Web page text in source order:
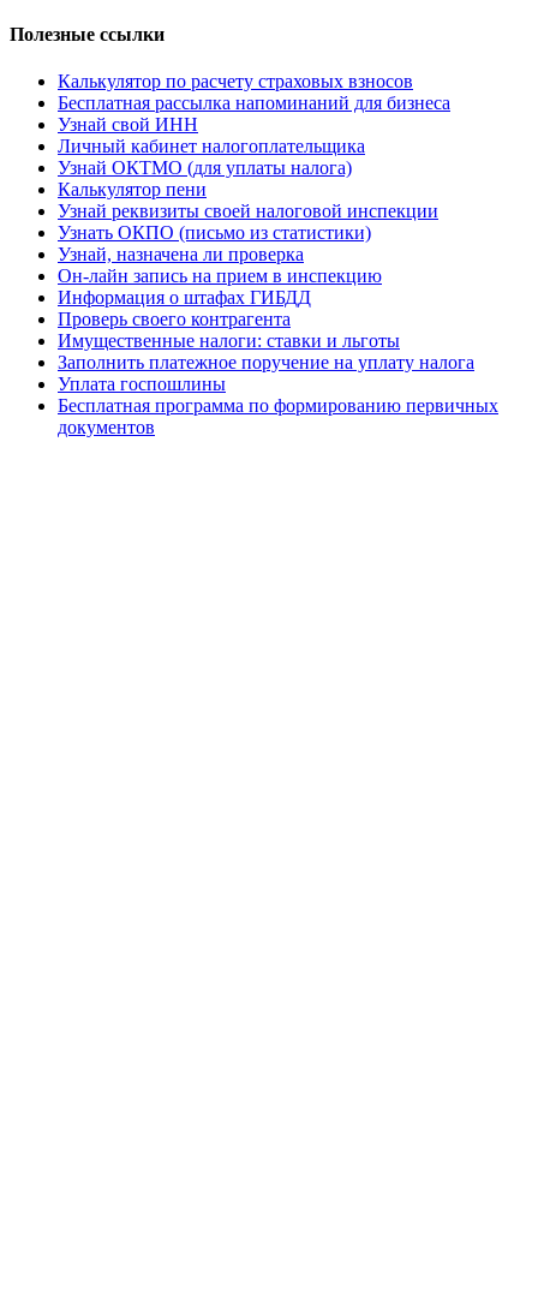
Полезные ссылки
Калькулятор по расчету страховых взносов
Бесплатная рассылка напоминаний для бизнеса
Узнай свой ИНН
Личный кабинет налогоплательщика
Узнай ОКТМО (для уплаты налога)
Калькулятор пени
Узнай реквизиты своей налоговой инспекции
Узнать ОКПО (письмо из статистики)
Узнай, назначена ли проверка
Он-лайн запись на прием в инспекцию
Информация о штафах ГИБДД
Проверь своего контрагента
Имущественные налоги: ставки и льготы
Заполнить платежное поручение на уплату налога
Уплата госпошлины
Бесплатная программа по формированию первичных
документов